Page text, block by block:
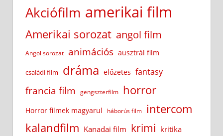
Akciófilm amerikai film
Amerikai sorozat angol film
Angol sorozat animációs ausztrál film
családi film dráma előzetes fantasy
francia film gengszterfilm horror
Horror filmek magyarul háborús film intercom
kalandfilm Kanadai film krimi kritika